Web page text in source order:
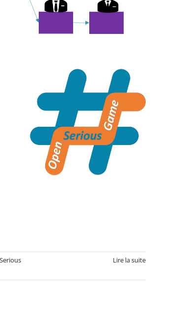
Serious Lire la suite